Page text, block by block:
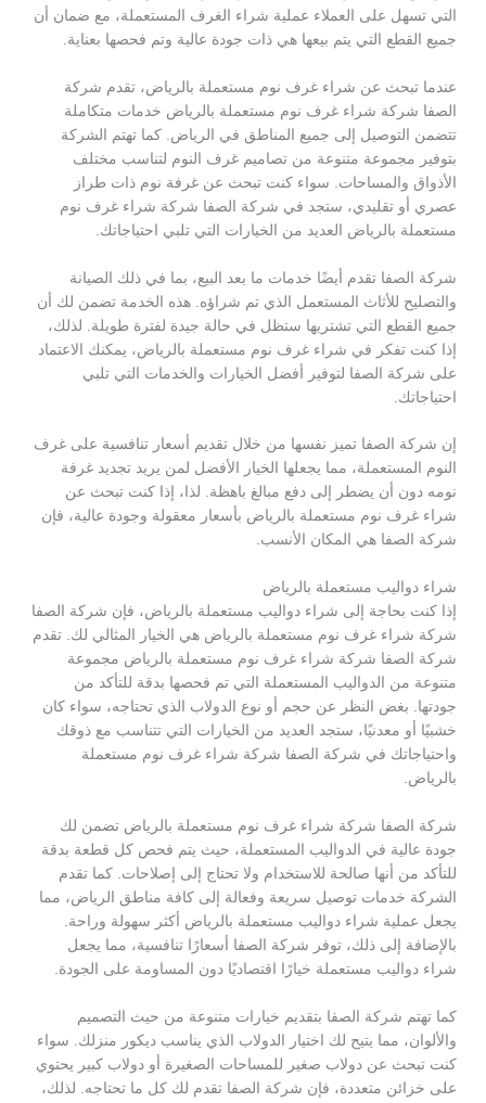
التي تسهل على العملاء عملية شراء الغرف المستعملة، مع ضمان أن
جميع القطع التي يتم بيعها هي ذات جودة عالية وتم فحصها بعناية.
عندما تبحث عن شراء غرف نوم مستعملة بالرياض، تقدم شركة
الصفا شركة شراء غرف نوم مستعملة بالرياض خدمات متكاملة
تتضمن التوصيل إلى جميع المناطق في الرياض. كما تهتم الشركة
بتوفير مجموعة متنوعة من تصاميم غرف النوم لتناسب مختلف
الأذواق والمساحات. سواء كنت تبحث عن غرفة نوم ذات طراز
عصري أو تقليدي، ستجد في شركة الصفا شركة شراء غرف نوم
مستعملة بالرياض العديد من الخيارات التي تلبي احتياجاتك.
شركة الصفا تقدم أيضًا خدمات ما بعد البيع، بما في ذلك الصيانة
والتصليح للأثاث المستعمل الذي تم شراؤه. هذه الخدمة تضمن لك أن
جميع القطع التي تشتريها ستظل في حالة جيدة لفترة طويلة. لذلك،
إذا كنت تفكر في شراء غرف نوم مستعملة بالرياض، يمكنك الاعتماد
على شركة الصفا لتوفير أفضل الخيارات والخدمات التي تلبي
احتياجاتك.
إن شركة الصفا تميز نفسها من خلال تقديم أسعار تنافسية على غرف
النوم المستعملة، مما يجعلها الخيار الأفضل لمن يريد تجديد غرفة
نومه دون أن يضطر إلى دفع مبالغ باهظة. لذا، إذا كنت تبحث عن
شراء غرف نوم مستعملة بالرياض بأسعار معقولة وجودة عالية، فإن
شركة الصفا هي المكان الأنسب.
شراء دواليب مستعملة بالرياض
إذا كنت بحاجة إلى شراء دواليب مستعملة بالرياض، فإن شركة الصفا
شركة شراء غرف نوم مستعملة بالرياض هي الخيار المثالي لك. تقدم
شركة الصفا شركة شراء غرف نوم مستعملة بالرياض مجموعة
متنوعة من الدواليب المستعملة التي تم فحصها بدقة للتأكد من
جودتها. بغض النظر عن حجم أو نوع الدولاب الذي تحتاجه، سواء كان
خشبيًا أو معدنيًا، ستجد العديد من الخيارات التي تتناسب مع ذوقك
واحتياجاتك في شركة الصفا شركة شراء غرف نوم مستعملة
بالرياض.
شركة الصفا شركة شراء غرف نوم مستعملة بالرياض تضمن لك
جودة عالية في الدواليب المستعملة، حيث يتم فحص كل قطعة بدقة
للتأكد من أنها صالحة للاستخدام ولا تحتاج إلى إصلاحات. كما تقدم
الشركة خدمات توصيل سريعة وفعالة إلى كافة مناطق الرياض، مما
يجعل عملية شراء دواليب مستعملة بالرياض أكثر سهولة وراحة.
بالإضافة إلى ذلك، توفر شركة الصفا أسعارًا تنافسية، مما يجعل
شراء دواليب مستعملة خيارًا اقتصاديًا دون المساومة على الجودة.
كما تهتم شركة الصفا بتقديم خيارات متنوعة من حيث التصميم
والألوان، مما يتيح لك اختيار الدولاب الذي يناسب ديكور منزلك. سواء
كنت تبحث عن دولاب صغير للمساحات الصغيرة أو دولاب كبير يحتوي
على خزائن متعددة، فإن شركة الصفا تقدم لك كل ما تحتاجه. لذلك،